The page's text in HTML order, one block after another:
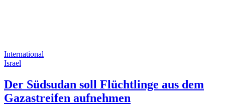
International
Israel
Der Südsudan soll Flüchtlinge aus dem
Gazastreifen aufnehmen